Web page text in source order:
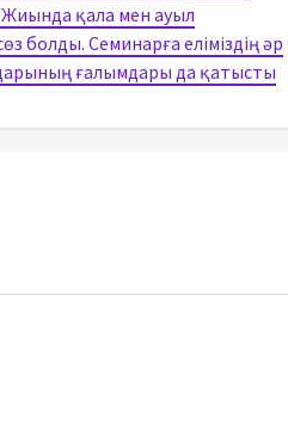
қала мен ауыл
болды. Семинарға еліміздің әр
ғалымдары да қатысты